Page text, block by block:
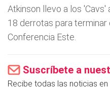
Atkinson llevo a los
18 derrotas para terminar
Conferencia Este.
Suscríbete a
Recibe todas las noticias en